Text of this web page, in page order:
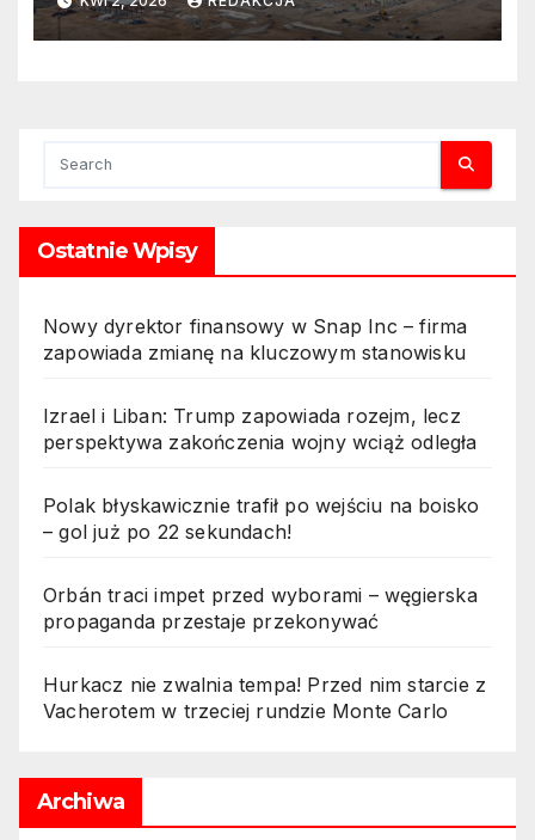
ropy znów wzrosną?
Ukraińskie ataki osłabiają
zapłacimy więcej za ropę? 3.
Perspektywa podwyżek cen
ropy po uderzeniu Ukrainy w
strategiczne cele Rosji 4.
Ataki Ukrainy na Rosję mogą
windować ceny ropy 5.
Rosyjski rynek ropy pod
presją po ukraińskich
działaniach – co to oznacza
dla cen?
Ostatnie Wpisy
Nowy dyrektor finansowy w Snap Inc – firma
zapowiada zmianę na kluczowym stanowisku
Izrael i Liban: Trump zapowiada rozejm, lecz
perspektywa zakończenia wojny wciąż odległa
Polak błyskawicznie trafił po wejściu na boisko
– gol już po 22 sekundach!
Orbán traci impet przed wyborami – węgierska
propaganda przestaje przekonywać
Hurkacz nie zwalnia tempa! Przed nim starcie z
Vacherotem w trzeciej rundzie Monte Carlo
Archiwa